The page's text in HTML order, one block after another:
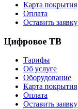
Карта покрытия
Оплата
Оставить заявку
Цифровое ТВ
Тарифы
Об услуге
Оборудование
Карта покрытия
Оплата
Оставить заявку